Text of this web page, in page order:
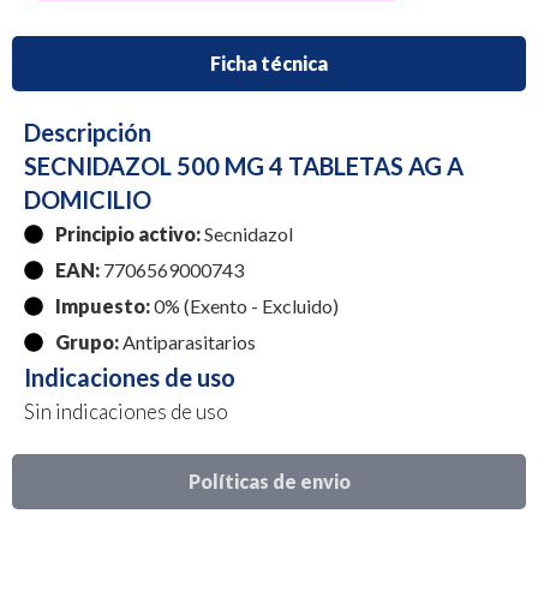
Ficha técnica
Políticas de envio
Descripción
SECNIDAZOL 500 MG 4 TABLETAS AG A
DOMICILIO
Principio activo:Secnidazol
EAN: 7706569000743
Impuesto:0% (Exento - Excluido)
Grupo:Antiparasitarios
Indicaciones de uso
Sin indicaciones de uso